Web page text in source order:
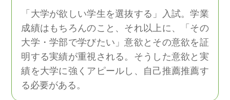
「大学が欲しい学生を選抜する」入試。学業
成績はもちろんのこと、それ以上に、「その
大学・学部で学びたい」意欲とその意欲を証
明する実績が重視される。そうした意欲と実
績を大学に強くアピールし、自己推薦推薦す
る必要がある。